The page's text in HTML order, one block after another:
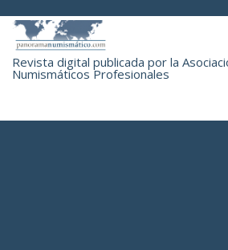
Revista digital publicada por la
Numismáticos Profesionales